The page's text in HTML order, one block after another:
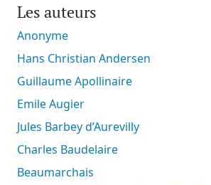
Les auteurs
Anonyme
Hans Christian Andersen
Guillaume Apollinaire
Emile Augier
Jules Barbey d’Aurevilly
Charles Baudelaire
Beaumarchais